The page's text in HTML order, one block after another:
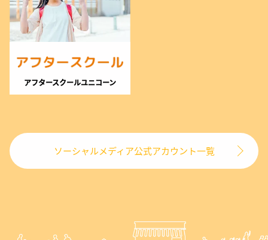
アフタースクールユニコーン
ソーシャルメディア公式アカウント一覧